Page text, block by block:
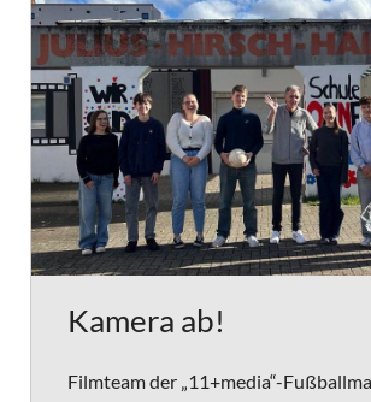
Kamera ab!
Filmteam der „11+media“-